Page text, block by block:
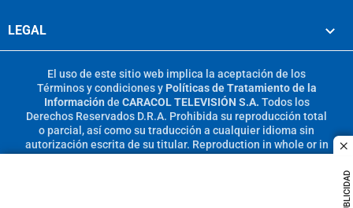
PUBLICIDAD
LEGAL
El uso de este sitio web implica la aceptación de los
Términos y condicionesy Políticas de Tratamiento de la
Información de CARACOL TELEVISIÓN S.A. Todos los
Derechos Reservados D.R.A. Prohibida su reproducción total
o parcial, así como su traducción a cualquier idioma sin
autorización escrita de su titular. Reproduction in whole or in